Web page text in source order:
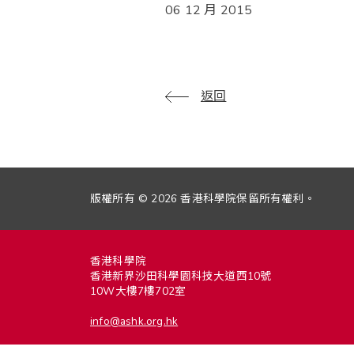
06 12 月 2015
返回
版權所有 © 2026 香港科學院保留所有權利。
香港科學院
香港新界沙田科學園科技大道西10號
10W大樓7樓702室
info@ashk.org.hk